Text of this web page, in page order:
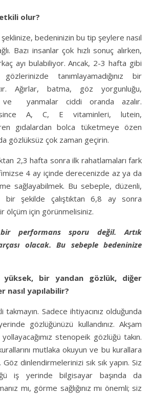
olur?
şeklinize, bedeninizin bu tip şeylere nasıl
Bazı insanlar çok hızlı sonuç alırken,
ayı bulabiliyor. Ancak, 2-3 hafta gibi
tanımlayamadığınız bir
Ağırlar, batma, göz yorgunluğu,
ve yanmalar ciddi oranda azalır.
A, C, E vitaminleri, lutein,
gıdalardan bolca tüketmeye özen
gözlüksüz çok zaman geçirin.
2,3 hafta sonra ilk rahatlamaları fark
4 ay içinde derecenizde az ya da
sağlayabilmek. Bu sebeple, düzenli,
şekilde çalıştıktan 6,8 ay sonra
ölçüm için görünmelisiniz.
performans sporu değil. Artık
olacak. Bu sebeple bedeninize
yüksek, bir yandan gözlük, diğer
nasıl yapılabilir?
Sadece ihtiyacınız olduğunda
gözlüğünüzü kullandınız. Akşam
stenopeik gözlüğü takın.
mutlaka okuyun ve bu kurallara
dinlendirmelerinizi sık sık yapın. Siz
iş yerinde bilgisayar başında da
mı, görme sağlığınız mı önemli; siz